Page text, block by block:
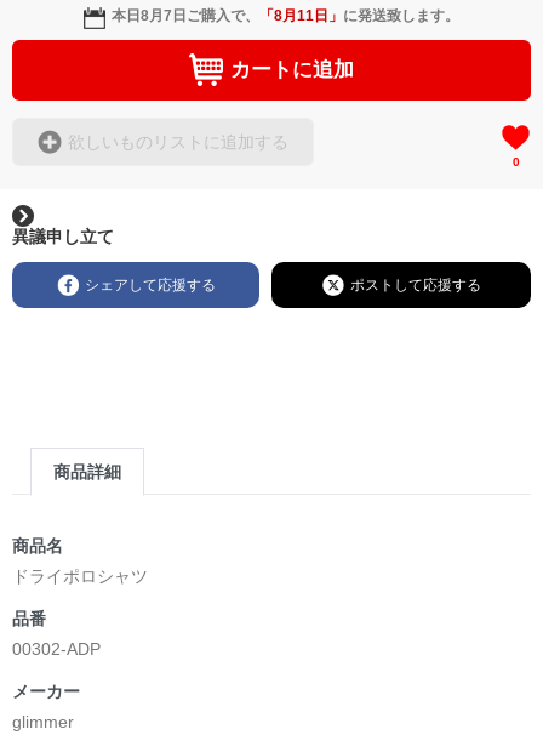
本日8月7日 ご購入で、 「8月11日 」 に発送致します。
カートに追加
欲しいものリストに追加する
0
異議申し立て
シェアして応援する ポストして応援する
商品詳細
商品名
ドライポロシャツ
品番
00302-ADP
メーカー
glimmer